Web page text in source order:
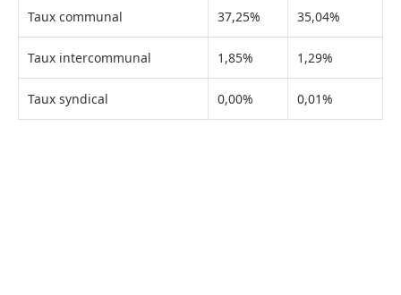
Taux communal 37,25% 35,04%
Taux intercommunal 1,85% 1,29%
Taux syndical 0,00% 0,01%